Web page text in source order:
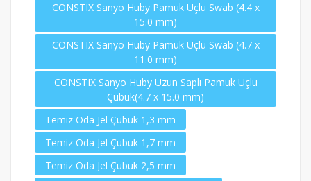
CONSTIX Sanyo Huby Pamuk Uçlu Swab (4.4 x
15.0 mm)
CONSTIX Sanyo Huby Pamuk Uçlu Swab (4.7 x
11.0 mm)
CONSTIX Sanyo Huby Uzun Saplı Pamuk Uçlu
Çubuk(4.7 x 15.0 mm)
Temiz Oda Jel Çubuk 1,3 mm
Temiz Oda Jel Çubuk 1,7 mm
Temiz Oda Jel Çubuk 2,5 mm